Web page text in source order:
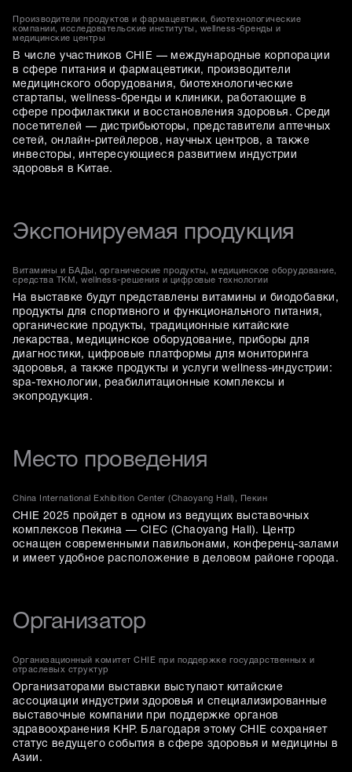
Производители продуктов и фармацевтики, биотехнологические
компании, исследовательские институты, wellness-бренды и
медицинские центры
В числе участников CHIE — международные корпорации
в сфере питания и фармацевтики, производители
медицинского оборудования, биотехнологические
стартапы, wellness-бренды и клиники, работающие в
сфере профилактики и восстановления здоровья. Среди
посетителей — дистрибьюторы, представители аптечных
сетей, онлайн-ритейлеров, научных центров, а также
инвесторы, интересующиеся развитием индустрии
здоровья в Китае.
Экспонируемая продукция
Витамины и БАДы, органические продукты, медицинское оборудование,
средства ТКМ, wellness-решения и цифровые технологии
На выставке будут представлены витамины и биодобавки,
продукты для спортивного и функционального питания,
органические продукты, традиционные китайские
лекарства, медицинское оборудование, приборы для
диагностики, цифровые платформы для мониторинга
здоровья, а также продукты и услуги wellness-индустрии:
spa-технологии, реабилитационные комплексы и
экопродукция.
Место проведения
China International Exhibition Center (Chaoyang Hall), Пекин
CHIE 2025 пройдет в одном из ведущих выставочных
комплексов Пекина — CIEC (Chaoyang Hall). Центр
оснащен современными павильонами, конференц-залами
и имеет удобное расположение в деловом районе города.
Организатор
Организационный комитет CHIE при поддержке государственных и
отраслевых структур
Организаторами выставки выступают китайские
ассоциации индустрии здоровья и специализированные
выставочные компании при поддержке органов
здравоохранения КНР. Благодаря этому CHIE сохраняет
статус ведущего события в сфере здоровья и медицины в
Азии.